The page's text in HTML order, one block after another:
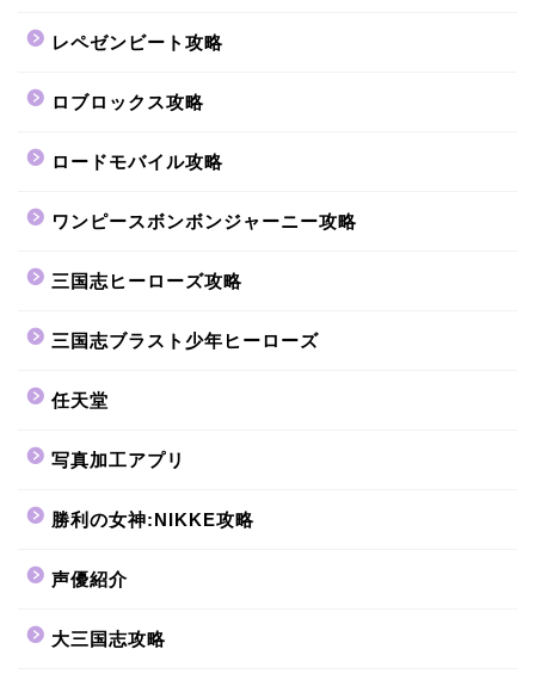
レペゼンビート攻略
ロブロックス攻略
ロードモバイル攻略
ワンピースボンボンジャーニー攻略
三国志ヒーローズ攻略
三国志ブラスト少年ヒーローズ
任天堂
写真加工アプリ
勝利の女神:NIKKE攻略
声優紹介
大三国志攻略